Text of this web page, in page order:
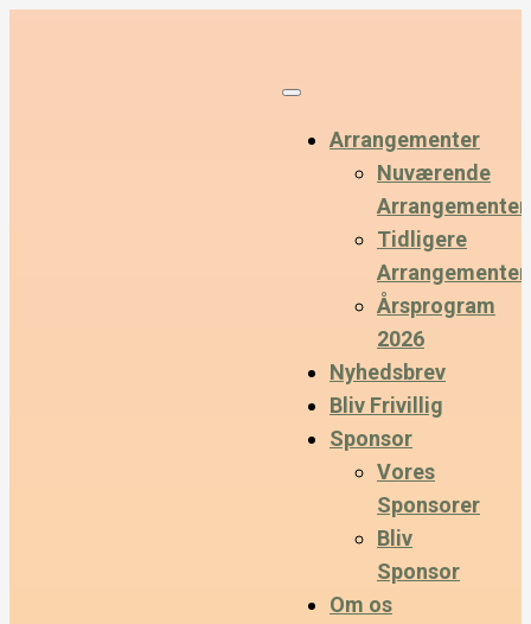
Arrangementer
Nuværende
Arrangementer
Tidligere
Arrangementer
Årsprogram
2026
Nyhedsbrev
Bliv Frivillig
Sponsor
Vores
Sponsorer
Bliv
Sponsor
Om os